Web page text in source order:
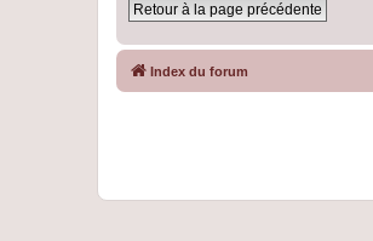
Retour à la page précédente
Index du forum